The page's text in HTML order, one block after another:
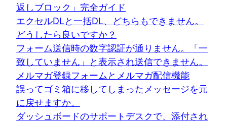
返しブロック」完全ガイド
エクセルDLと一括DL、どちらもできません。
どうしたら良いですか？
フォーム送信時の数字認証が通りません。「一
致していません」と表示され送信できません。
メルマガ登録フォームとメルマガ配信機能
誤ってゴミ箱に移してしまったメッセージを元
に戻せますか。
ダッシュボードのサポートデスクで、添付され